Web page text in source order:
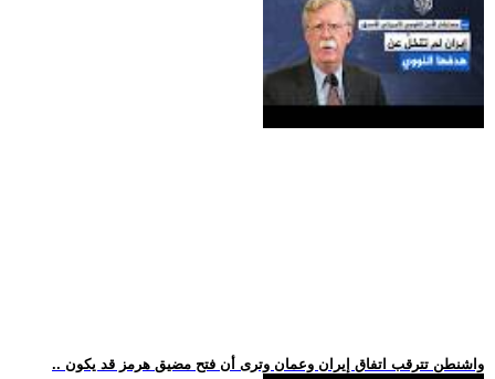
.. واشنطن تترقب اتفاق إيران وعمان وترى أن فتح مضيق هرمز قد يكون